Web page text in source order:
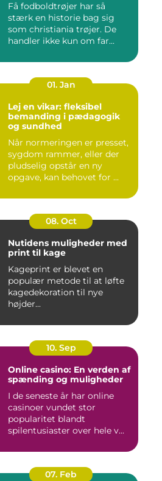
Få fodboldtrøjer har så
stærk en historie bag sig
som christiania trøjer. De
handler ikke kun om far...
01. Jan
Lej en vikar: fleksibel
bemanding i pædagogik
og sundhed
Når normeringen er presset,
sygdom rammer, eller der
pludselig opstår en ny
opgave, kan behovet for ...
08. Oct
Nutidens muligheder med
print til kage
Kageprint er blevet en
populær metode til at løfte
kagedekoration til nye
højder...
10. Sep
Online casino: En verden af
spænding og muligheder
I de seneste år har online
casinoer vundet stor
popularitet blandt
spilentusiaster over hele v...
07. Feb